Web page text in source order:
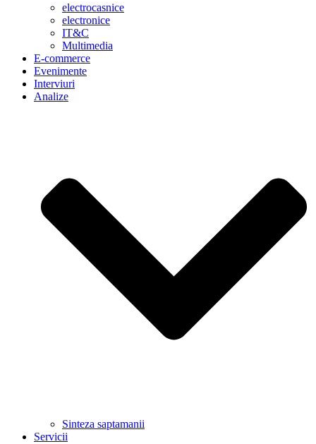
electrocasnice
electronice
IT&C
Multimedia
E-commerce
Evenimente
Interviuri
Analize
Sinteza saptamanii
Servicii